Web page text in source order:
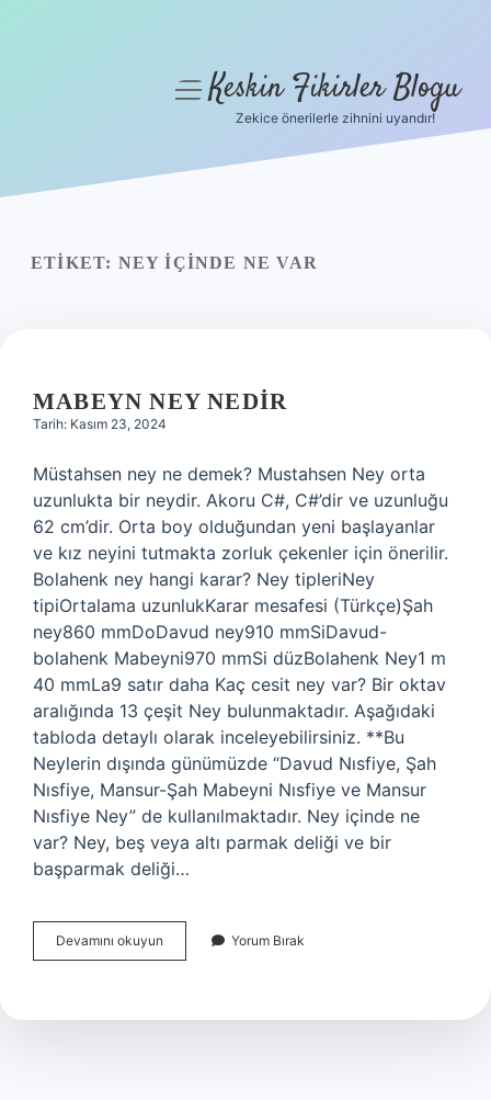
Yasal Uyarı
menüyüKeskin Fikirler Blogu
Zekice önerilerle zihnini uyandır!
ETIKET: NEY IÇINDE NE VAR
MABEYN NEY NEDIR
Tarih: Kasım 23, 2024
Müstahsen ney ne demek? Mustahsen Ney orta
uzunlukta bir neydir. Akoru C#, C#’dir ve uzunluğu
62 cm’dir. Orta boy olduğundan yeni başlayanlar
ve kız neyini tutmakta zorluk çekenler için önerilir.
Bolahenk ney hangi karar? Ney tipleriNey
tipiOrtalama uzunlukKarar mesafesi (Türkçe)Şah
ney860 mmDoDavud ney910 mmSiDavud-
bolahenk Mabeyni970 mmSi düzBolahenk Ney1 m
40 mmLa9 satır daha Kaç cesit ney var? Bir oktav
aralığında 13 çeşit Ney bulunmaktadır. Aşağıdaki
tabloda detaylı olarak inceleyebilirsiniz. **Bu
Neylerin dışında günümüzde “Davud Nısfiye, Şah
Nısfiye, Mansur-Şah Mabeyni Nısfiye ve Mansur
Nısfiye Ney” de kullanılmaktadır. Ney içinde ne
var? Ney, beş veya altı parmak deliği ve bir
başparmak deliği…
Devamını okuyun Mabeyn
Ney
Yorum Bırak